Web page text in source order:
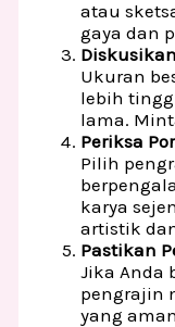
atau
gaya dan
Ukuran
lebih
lama.
Periksa
Pilih
karya
artistik
Pastikan
Jika Anda
pengrajin
yang